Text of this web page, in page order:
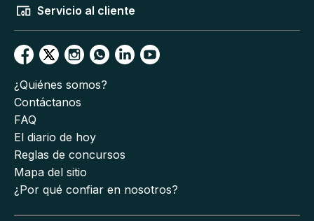
Servicio al cliente
¿Quiénes somos?
Contáctanos
FAQ
El diario de hoy
Reglas de concursos
Mapa del sitio
¿Por qué confiar en nosotros?